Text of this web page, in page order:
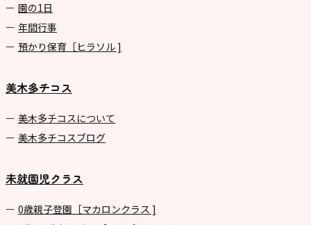
園の1⽇
年間⾏事
預かり保育［ヒラソル ]
美木多チコス
美⽊多チコスについて
美⽊多チコスブログ
未就園児クラス
0歳親子登園［マカロンクラス ]